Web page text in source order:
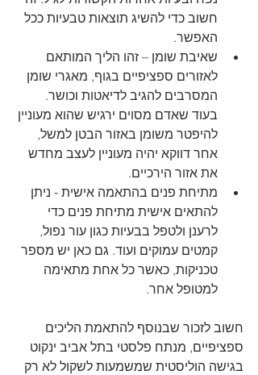
חשוב כדי להשיג תוצאות טבעיות ככל
האפשר.
שאיבת שומן – זהו הליך המותאם
לאזורים ספציפיים בגוף, מאגרי שומן
המסרבים להגיב לדיאטות וכושר.
בעוד שאדם מסוים ירגיש שהוא מעוניין
להיפטר משומן באזור הבטן למשל,
אחר דווקא יהיה מעוניין לעצב מחדש
את אזור הירכיים.
מתיחת פנים בהתאמה אישית - ניתן
להתאים אישית מתיחת פנים כדי
לרענן ולטפל בבעיות כגון עור נפול,
קמטים עמוקים ועוד. גם כאן יש מספר
טכניקות, כאשר כל אחת מתאימה
למטופל אחר.
חשוב לזכור שבנוסף להתאמת הליכים
ספציפיים, מנתח פלסטי בתל אביב ינקוט
בגישה הוליסטית שמשמעות לשקול לא רק